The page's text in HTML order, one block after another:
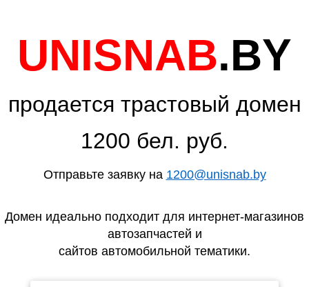
UNISNAB.BY
продается трастовый домен
1200 бел. руб.
Отправьте заявку на 1200@unisnab.by
Домен идеально подходит для интернет-магазинов
автозапчастей и
сайтов автомобильной тематики.